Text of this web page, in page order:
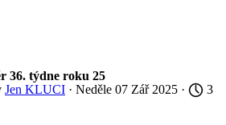
36. týdne roku 25
Jen KLUCI · Neděle 07 Zář 2025 ·
3